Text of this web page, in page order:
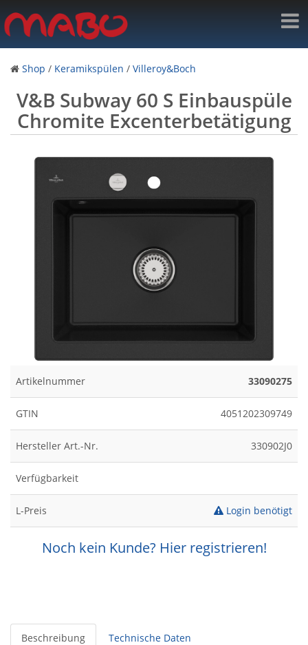
Shop / Keramikspülen / Villeroy&Boch
V&B Subway 60 S Einbauspüle
Chromite Excenterbetätigung
Artikelnummer 33090275
GTIN 4051202309749
Hersteller Art.-Nr. 330902J0
Verfügbarkeit
L-Preis Login benötigt
Noch kein Kunde? Hier registrieren!
Beschreibung Technische Daten